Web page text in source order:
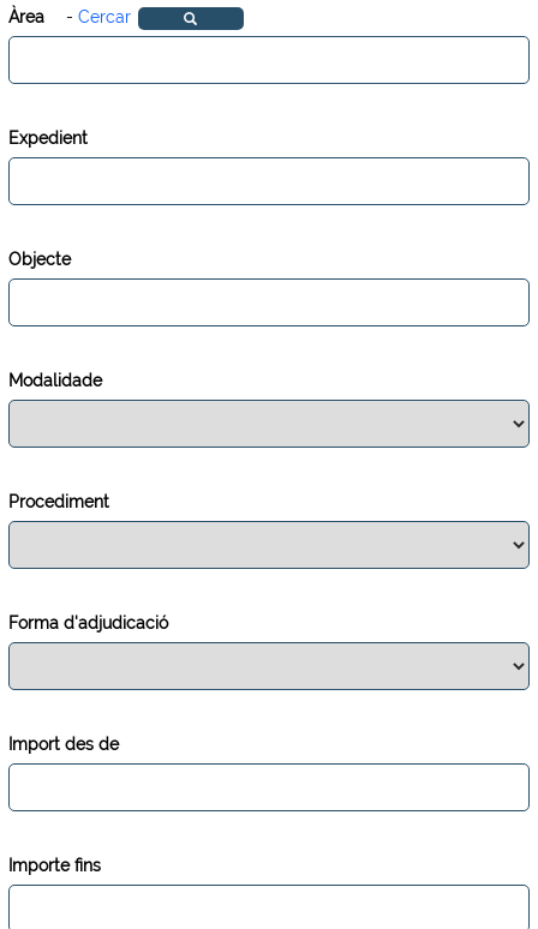
Àrea - Cercar
Expedient
Objecte
Modalidade
Procediment
Forma d'adjudicació
Import des de
Importe fins